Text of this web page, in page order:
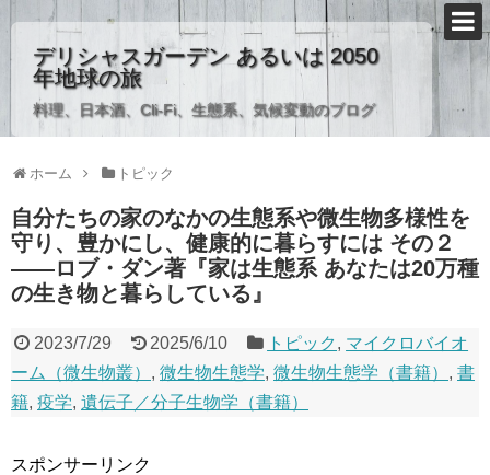
デリシャスガーデン あるいは 2050
年地球の旅
料理、日本酒、Cli-Fi、生態系、気候変動のブログ
ホーム トピック
自分たちの家のなかの生態系や微生物多様性を
守り、豊かにし、健康的に暮らすには その２
――ロブ・ダン著『家は生態系 あなたは20万種
の生き物と暮らしている』
2023/7/29 2025/6/10 トピック , マイクロバイオ
ーム（微生物叢） , 微生物生態学, 微生物生態学（書籍） , 書
籍, 疫学, 遺伝子／分子生物学（書籍）
スポンサーリンク